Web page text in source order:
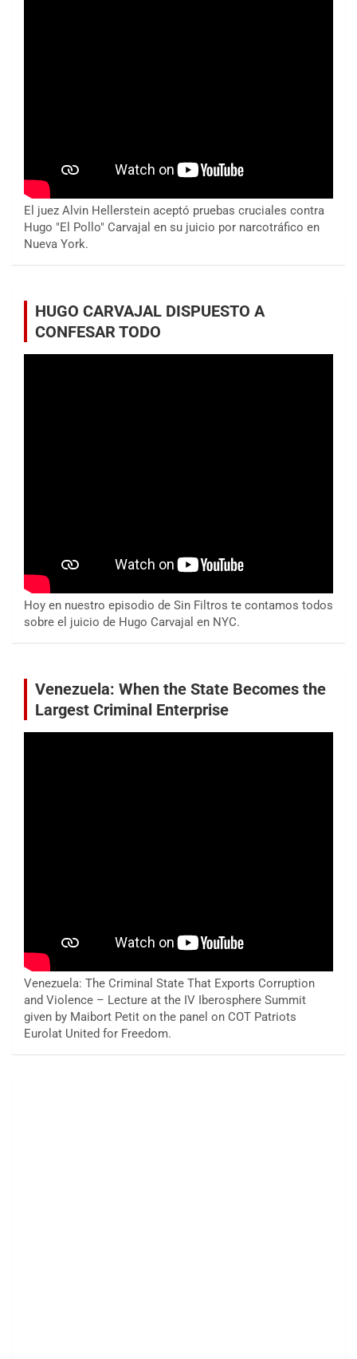
El juez Alvin Hellerstein aceptó pruebas cruciales contra
Hugo "El Pollo" Carvajal en su juicio por narcotráfico en
Nueva York.
HUGO CARVAJAL DISPUESTO A
CONFESAR TODO
Hoy en nuestro episodio de Sin Filtros te contamos todos
sobre el juicio de Hugo Carvajal en NYC.
Venezuela: When the State Becomes the
Largest Criminal Enterprise
Venezuela: The Criminal State That Exports Corruption
and Violence – Lecture at the IV Iberosphere Summit
given by Maibort Petit on the panel on COT Patriots
Eurolat United for Freedom.